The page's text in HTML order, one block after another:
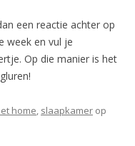
een reactie achter op
week en vul je
Op die manier is het
home, slaapkamer op